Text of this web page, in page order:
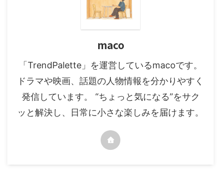
maco
「TrendPalette」を運営しているmacoです。
ドラマや映画、話題の人物情報を分かりやすく
発信しています。 “ちょっと気になる”をサク
ッと解決し、日常に小さな楽しみを届けます。